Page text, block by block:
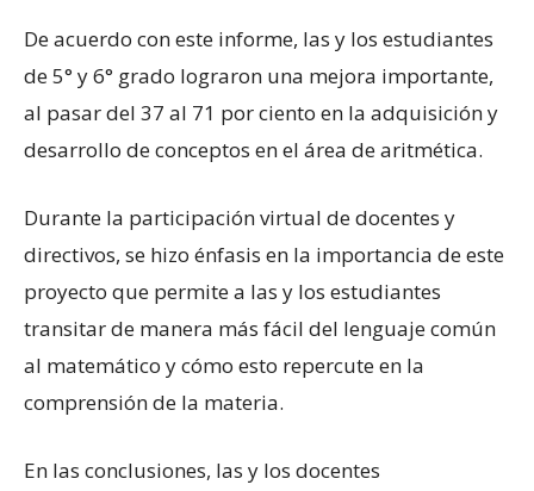
De acuerdo con este informe, las y los estudiantes
de 5° y 6° grado lograron una mejora importante,
al pasar del 37 al 71 por ciento en la adquisición y
desarrollo de conceptos en el área de aritmética.
Durante la participación virtual de docentes y
directivos, se hizo énfasis en la importancia de este
proyecto que permite a las y los estudiantes
transitar de manera más fácil del lenguaje común
al matemático y cómo esto repercute en la
comprensión de la materia.
En las conclusiones, las y los docentes